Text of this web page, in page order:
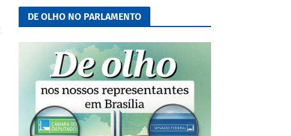
DE OLHO NO PARLAMENTO